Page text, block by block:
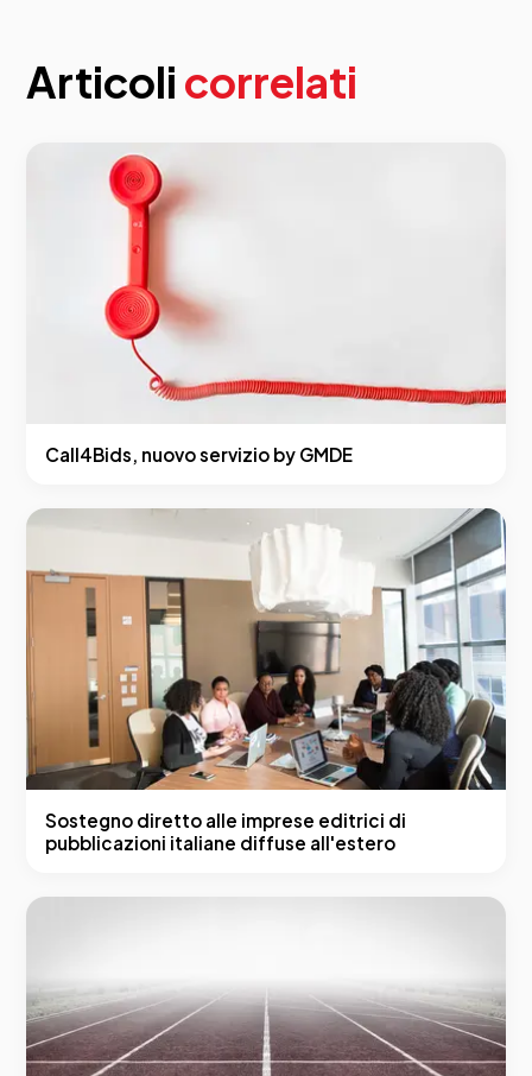
Articoli correlati
Call4Bids, nuovo servizio by GMDE
Sostegno diretto alle imprese editrici di
pubblicazioni italiane diffuse all'estero